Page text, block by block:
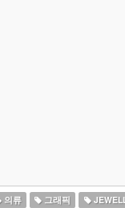
의류 그래픽